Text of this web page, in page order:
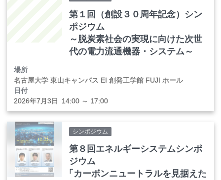
第１回（創設３０周年記念）シン
ポジウム
～脱炭素社会の実現に向けた次世
代の電力流通機器・システム～
場所
名古屋大学 東山キャンパス EI 創発工学館 FUJI ホール
日付
2026年7月3日 14:00 ～ 17:00
シンポジウム
第８回エネルギーシステムシンポ
ジウム
「 カーボンニュートラルを見据えた